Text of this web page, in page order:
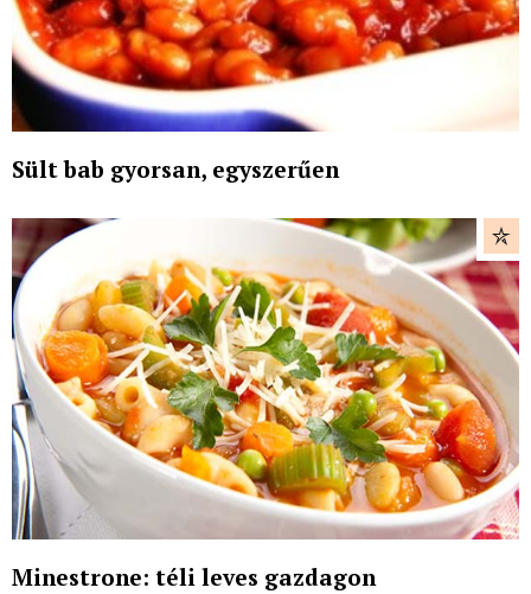
Sült bab gyorsan, egyszerűen
Minestrone: téli leves gazdagon